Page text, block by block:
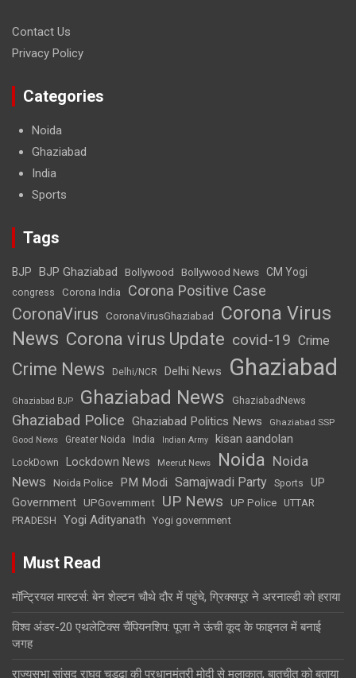
Contact Us
Privacy Policy
Categories
Noida
Ghaziabad
India
Sports
Tags
BJP BJP Ghaziabad Bollywood Bollywood News CM Yogi
congress Corona India Corona Positive Case
CoronaVirus CoronaVirusGhaziabad
Corona Virus
News Corona virus Update covid-19 Crime
Crime News Delhi/NCR Delhi News Ghaziabad
Ghaziabad BJP Ghaziabad News GhaziabadNews
Ghaziabad Police Ghaziabad Politics News Ghaziabad SSP
Good News Greater Noida India Indian Army kisan aandolan
LockDown Lockdown News Meerut News Noida Noida
News
Noida Police PM Modi Samajwadi Party Sports
UP
Government UPGovernment UP News UP Police
UTTAR
PRADESH
Yogi Adityanath Yogi government
Must Read
मॉन्ट्रियल मास्टर्स: बेन शेल्टन चौथे दौर में पहुंचे, ग्रिक्सपूर ने अरनाल्डी को हराया
विश्व अंडर-20 एथलेटिक्स चैंपियनशिप: पूजा ने ऊंची कूद के फाइनल में बनाई
जगह
राज्यसभा सांसद राघव चड्ढा की प्रधानमंत्री मोदी से मुलाकात, बातचीत को बताया